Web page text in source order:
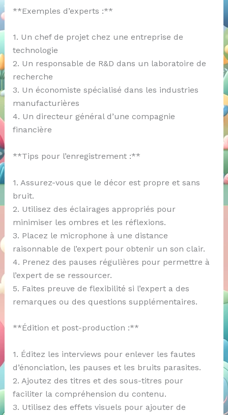
**Exemples d’experts :**
1. Un chef de projet chez une entreprise de
technologie
2. Un responsable de R&D dans un laboratoire de
recherche
3. Un économiste spécialisé dans les industries
manufacturières
4. Un directeur général d’une compagnie
financière
**Tips pour l’enregistrement :**
1. Assurez-vous que le décor est propre et sans
bruit.
2. Utilisez des éclairages appropriés pour
minimiser les ombres et les réflexions.
3. Placez le microphone à une distance
raisonnable de l’expert pour obtenir un son clair.
4. Prenez des pauses régulières pour permettre à
l’expert de se ressourcer.
5. Faites preuve de flexibilité si l’expert a des
remarques ou des questions supplémentaires.
**Édition et post-production :**
1. Éditez les interviews pour enlever les fautes
d’énonciation, les pauses et les bruits parasites.
2. Ajoutez des titres et des sous-titres pour
faciliter la compréhension du contenu.
3. Utilisez des effets visuels pour ajouter de